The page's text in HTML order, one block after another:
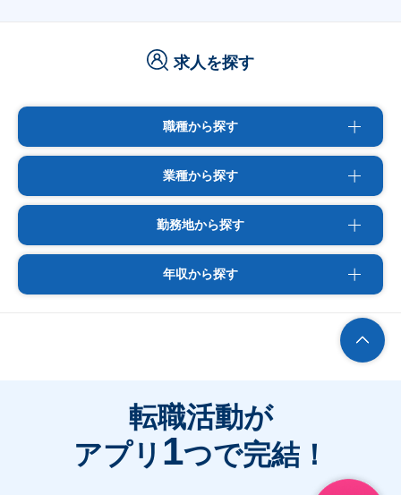
求人を探す
職種から探す
業種から探す
勤務地から探す
年収から探す
転職活動が
アプリ 1つで完結！